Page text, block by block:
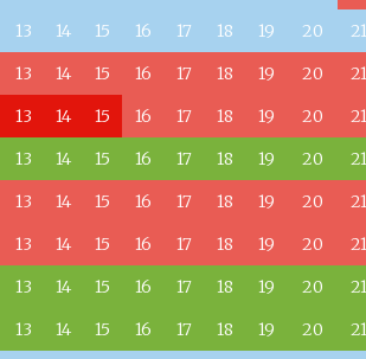
13 14 15 16 17 18 19 20 21
13 14 15 16 17 18 19 20 21
13 14 15 16 17 18 19 20 21
13 14 15 16 17 18 19 20 21
13 14 15 16 17 18 19 20 21
13 14 15 16 17 18 19 20 21
13 14 15 16 17 18 19 20 21
13 14 15 16 17 18 19 20 21